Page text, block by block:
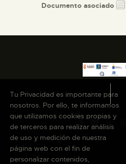
Documento asociado
Tu Privacidad es importante para
nosotros. Por ello, te informamos
que utilizamos cookies propias y
de terceros para realizar análisis
de uso y medición de nuestra
página web con el fin de
personalizar contenidos,